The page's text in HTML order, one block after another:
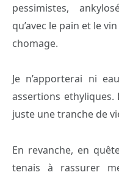
pessimistes,
qu’avec le pain et le
chomage.
Je n’apporterai ni
assertions ethyliques.
juste une tranche de
En revanche, en
tenais à rassurer